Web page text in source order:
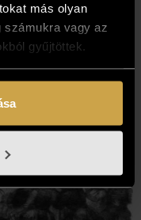
más olyan
számukra vagy az
gyűjtöttek.